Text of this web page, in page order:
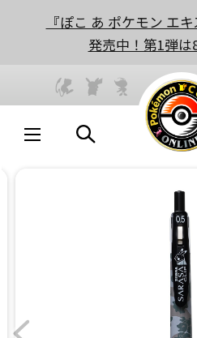
『ぽこ あ ポケモン エ
発売中！第1弾は